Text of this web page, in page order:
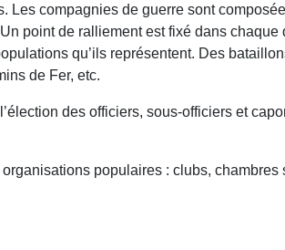
compagnies de guerre sont
point de ralliement est fixé dans
qu’ils représentent. Des
de Fer, etc.
des officiers, sous-officiers et
populaires : clubs, chambres